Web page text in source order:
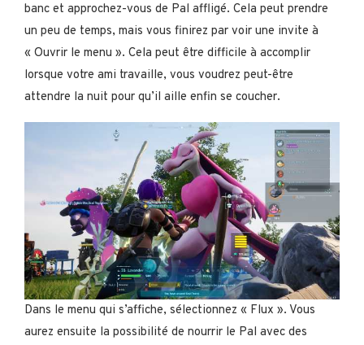
banc et approchez-vous de Pal affligé. Cela peut prendre
un peu de temps, mais vous finirez par voir une invite à
« Ouvrir le menu ». Cela peut être difficile à accomplir
lorsque votre ami travaille, vous voudrez peut-être
attendre la nuit pour qu’il aille enfin se coucher.
Dans le menu qui s’affiche, sélectionnez « Flux ». Vous
aurez ensuite la possibilité de nourrir le Pal avec des